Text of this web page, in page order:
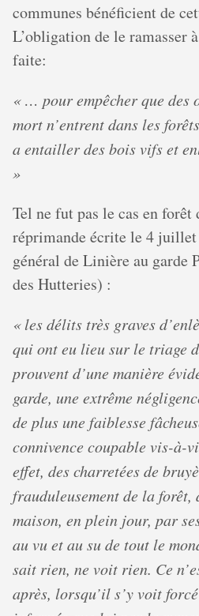
communes bénéficient de
L’obligation de le ramasser
faite:
« … pour empêcher que des
mort n’entrent dans les
a entailler des bois vifs et
»
Tel ne fut pas le cas en forêt
réprimande écrite le 4 juillet
général de Linière au garde
des Hutteries) :
« les délits très graves
qui ont eu lieu sur le triage
prouvent d’une manière
garde, une extrême
de plus une faiblesse
connivence coupable vis-à-
effet, des charretées de
frauduleusement de la forêt,
maison, en plein jour, par
au vu et au su de tout le
sait rien, ne voit rien. Ce
après, lorsqu’il s’y voit